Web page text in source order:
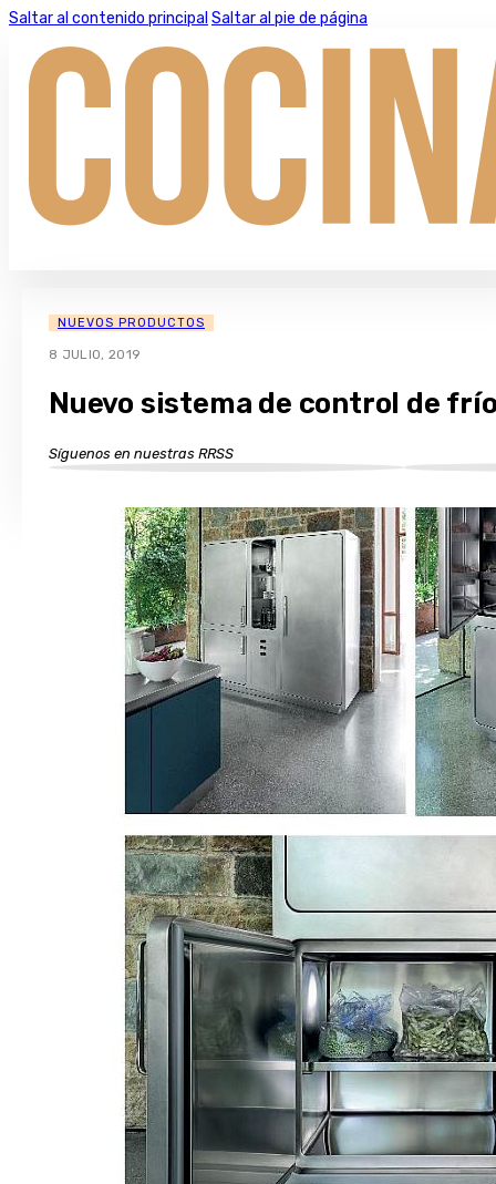
Saltar al contenido principal Saltar al pie de página
NUEVOS PRODUCTOS
8 JULIO, 2019
Nuevo sistema de control de
Síguenos en nuestras RRSS